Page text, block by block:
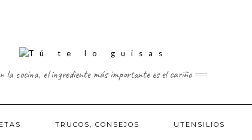
la cocina, el ingrediente más importante es el cariño
TRUCOS, CONSEJOS UTENSILIOS